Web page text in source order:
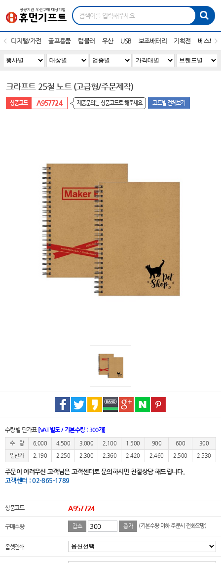
디지털/가전 골프용품 텀블러 우산 USB 보조배터리 기획전 베스트
크라프트 25절 노트 (고급형/주문제작)
A957724 제품문의는 상품코드로 해주세요 코드별 전체보기
수량별 단가표 [VAT별도 / 기본수량 : 300개]
수 량 6,000 4,500 3,000 2,100 1,500 900 600
300
일반가
2,190 2,250 2,300 2,360 2,420 2,460 2,500 2,530
주문이 어려우신 고객님은 고객센터로 문의하시면 친절상담 해드립니다.
고객센터 : 02-865-1789
상품코드 A957724
구매수량 감소 증가 (기본수량 이하 주문시 전화요망)
옵셋인쇄